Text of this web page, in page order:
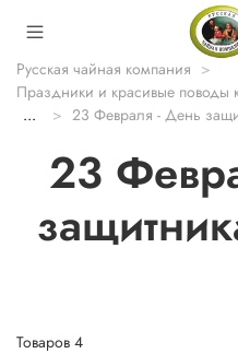
Русская чайная компания
Праздники и красивые поводы
...
23 Февраля - День
23
Товаров 4